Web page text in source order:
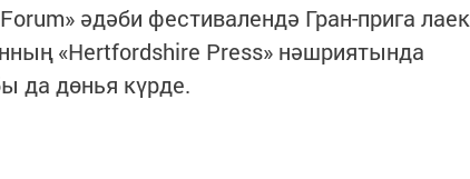
әдәби фестивалендә Гран-прига лаек
«Hertfordshire Press» нәшриятында
да дөнья күрде.